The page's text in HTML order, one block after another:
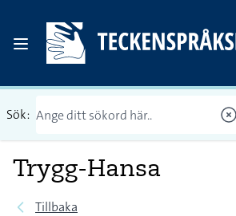
Sök:
Trygg-Hansa
Tillbaka